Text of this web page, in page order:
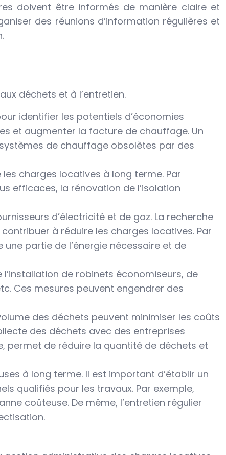
doivent être informés de manière claire et
des réunions d’information régulières et
déchets et à l’entretien.
identifier les potentiels d’économies
et augmenter la facture de chauffage. Un
de chauffage obsolètes par des
charges locatives à long terme. Par
efficaces, la rénovation de l’isolation
d’électricité et de gaz. La recherche
à réduire les charges locatives. Par
partie de l’énergie nécessaire et de
de robinets économiseurs, de
Ces mesures peuvent engendrer des
des déchets peuvent minimiser les coûts
des déchets avec des entreprises
permet de réduire la quantité de déchets et
à long terme. Il est important d’établir un
qualifiés pour les travaux. Par exemple,
coûteuse. De même, l’entretien régulier